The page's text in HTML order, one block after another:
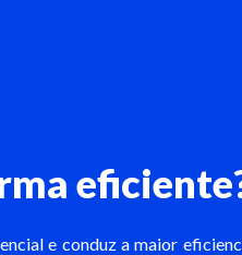
e conduz a maior